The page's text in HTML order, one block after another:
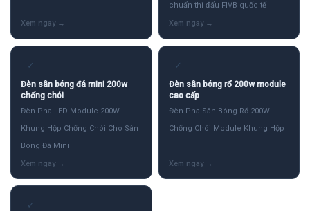
chuẩn thi đấu FIVB quốc tế
✓
Đèn sân bóng đá mini 200w
chống chói
Đèn Pha LED Module 200W
Khung Hộp Chống Chói Cho Sân
Bóng Đá Mini
✓
Đèn sân bóng rổ 200w module
cao cấp
Đèn Pha Sân Bóng Rổ 200W
Chống Chói Module Khung Hộp
✓